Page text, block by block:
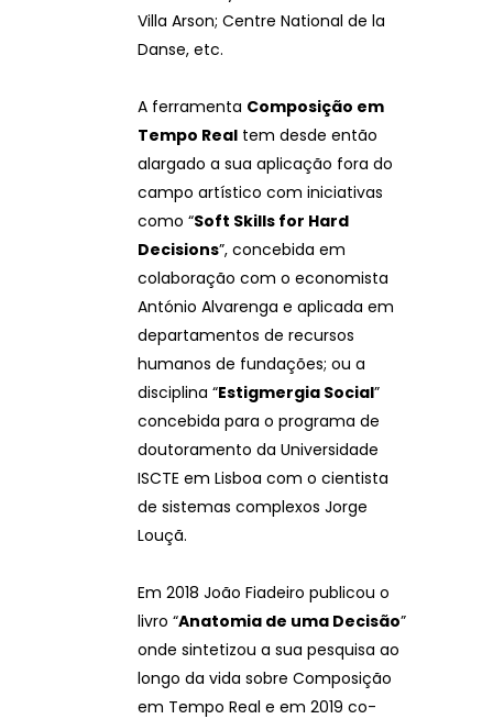
Villa Arson; Centre National de la
Danse, etc.
A ferramenta Composição em
Tempo Real tem desde então
alargado a sua aplicação fora do
campo artístico com iniciativas
como “Soft Skills for Hard
Decisions”, concebida em
colaboração com o economista
António Alvarenga e aplicada em
departamentos de recursos
humanos de fundações; ou a
disciplina “Estigmergia Social”
concebida para o programa de
doutoramento da Universidade
ISCTE em Lisboa com o cientista
de sistemas complexos Jorge
Louçã.
Em 2018 João Fiadeiro publicou o
livro “Anatomia de uma Decisão”
onde sintetizou a sua pesquisa ao
longo da vida sobre Composição
em Tempo Real e em 2019 co-